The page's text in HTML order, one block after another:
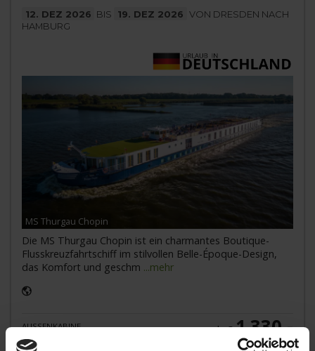
12. DEZ 2026 BIS 19. DEZ 2026 VON DRESDEN NACH
HAMBURG
MS Thurgau Chopin
Die MS Thurgau Chopin ist ein charmantes Boutique-
Flusskreuzfahrtschiff im stilvollen Belle-Époque-Design,
das Komfort und geschm ...mehr
AUSSENKABINE ab €1.330,-